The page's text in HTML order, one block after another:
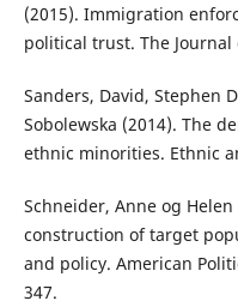
(2015). Immigration
political trust. The Journal
Sanders, David, Stephen
Sobolewska (2014). The
ethnic minorities. Ethnic
Schneider, Anne og
construction of target
and policy. American
347.